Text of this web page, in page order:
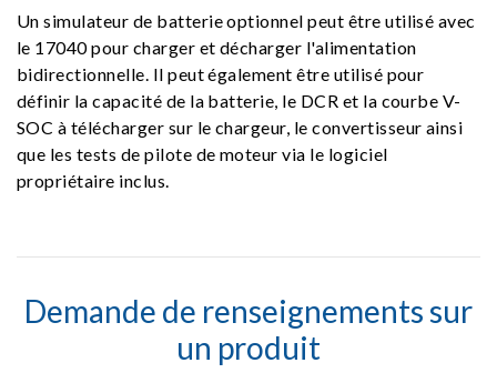
Un simulateur de batterie optionnel peut être utilisé avec
le 17040 pour charger et décharger l'alimentation
bidirectionnelle. Il peut également être utilisé pour
définir la capacité de la batterie, le DCR et la courbe V-
SOC à télécharger sur le chargeur, le convertisseur ainsi
que les tests de pilote de moteur via le logiciel
propriétaire inclus.
Demande de renseignements sur
un produit